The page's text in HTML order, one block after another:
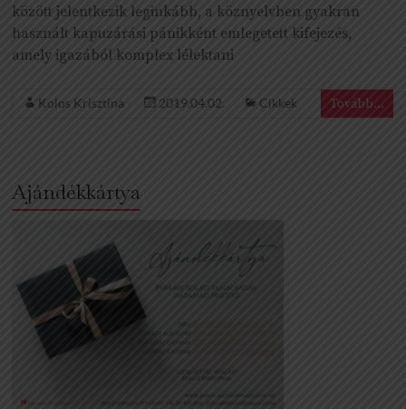
között jelentkezik leginkább, a köznyelvben gyakran
használt kapuzárási pánikként emlegetett kifejezés,
amely igazából komplex lélektani
Kolos Krisztina 2019.04.02. Cikkek Tovább...
Ajándékkártya